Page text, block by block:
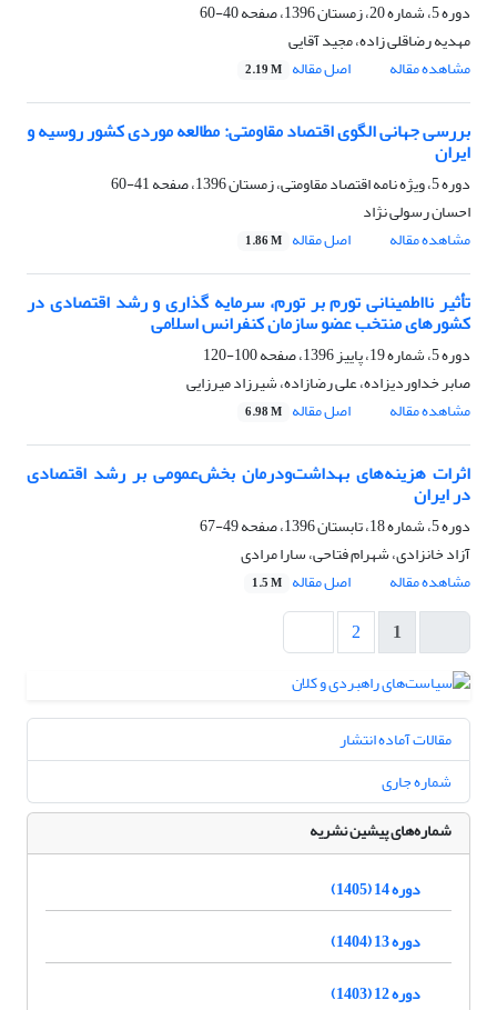
دوره 5، شماره 20، زمستان 1396، صفحه
40-60
مهدیه رضاقلی زاده، مجید آقایی
مشاهده مقاله
اصل مقاله 2.19 M
بررسی جهانی الگوی اقتصاد مقاومتی: مطالعه موردی کشور روسیه و
ایران
دوره 5، ویژه نامه اقتصاد مقاومتی، زمستان 1396، صفحه
41-60
احسان رسولی نژاد
مشاهده مقاله
اصل مقاله 1.86 M
تأثیر نااطمینانی تورم بر تورم، سرمایه گذاری و رشد اقتصادی در
کشورهای منتخب عضو سازمان کنفرانس اسلامی
دوره 5، شماره 19، پاییز 1396، صفحه
100-120
صابر خداوردیزاده، علی رضازاده، شیرزاد میرزایی
مشاهده مقاله
اصل مقاله 6.98 M
اثرات هزینه‌های بهداشت‌ودرمان بخش‌عمومی بر رشد اقتصادی
در ایران
دوره 5، شماره 18، تابستان 1396، صفحه
49-67
آزاد خانزادی، شهرام فتاحی، سارا مرادی
مشاهده مقاله
اصل مقاله 1.5 M
1
2
مقالات آماده انتشار
شماره جاری
شماره‌های پیشین نشریه
دوره 14 (1405)
دوره 13 (1404)
دوره 12 (1403)